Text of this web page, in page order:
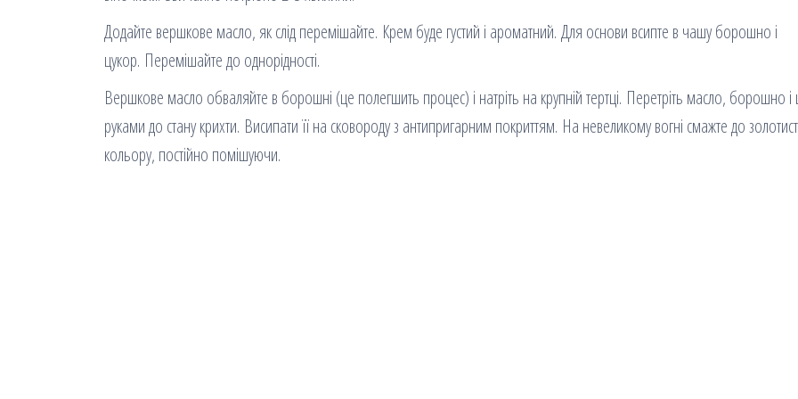
Додайте вершкове масло, як слід перемішайте. Крем буде густий і ароматний. Для основи всипте в чашу борошно і
цукор. Перемішайте до однорідності.
Вершкове масло обваляйте в борошні (це полегшить процес) і натріть на крупній тертці. Перетріть масло, борошно і
руками до стану крихти. Висипати її на сковороду з антипригарним покриттям. На невеликому вогні смажте до
кольору, постійно помішуючи.